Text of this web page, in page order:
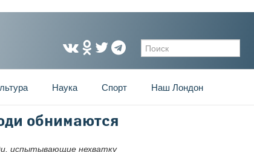
Форма поиска
Наука Спорт Наш Лондон
обнимаются
испытывающие нехватку